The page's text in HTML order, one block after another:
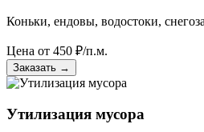
Коньки, ендовы, водостоки,
Цена от 450 ₽/п.м.
Заказать →
Утилизация мусора